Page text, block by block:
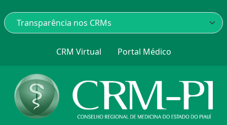
CRM Virtual Portal Médico